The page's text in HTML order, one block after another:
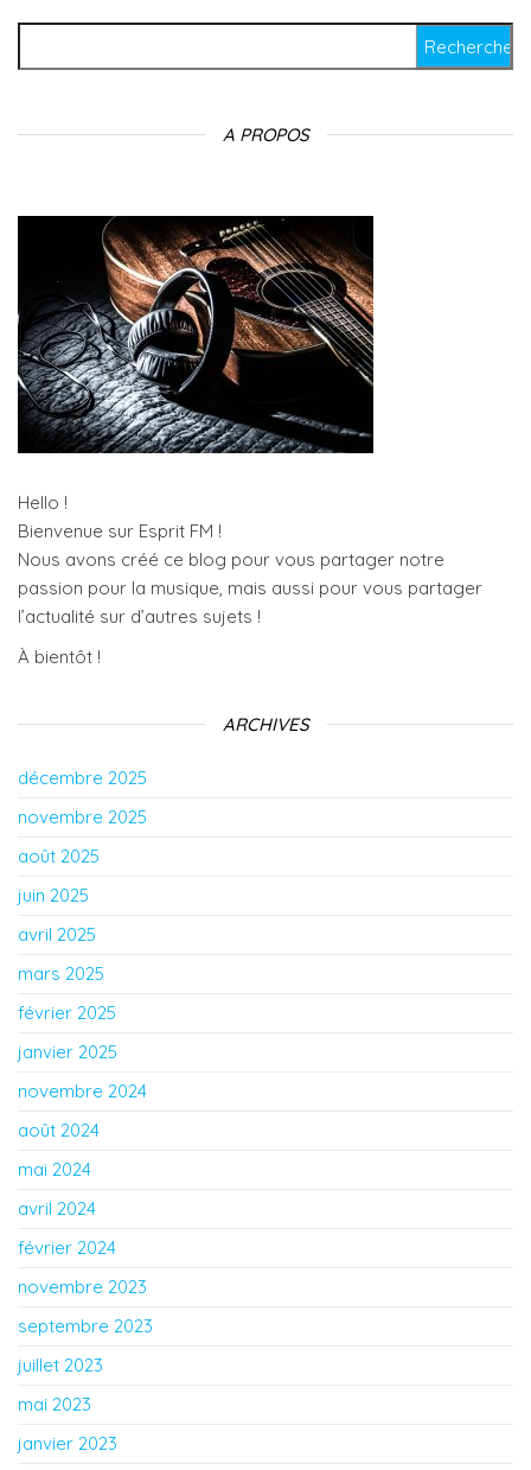
A PROPOS
Hello !
Bienvenue sur Esprit FM !
Nous avons créé ce blog pour vous partager notre
passion pour la musique, mais aussi pour vous partager
l’actualité sur d’autres sujets !
À bientôt !
ARCHIVES
décembre 2025
novembre 2025
août 2025
juin 2025
avril 2025
mars 2025
février 2025
janvier 2025
novembre 2024
août 2024
mai 2024
avril 2024
février 2024
novembre 2023
septembre 2023
juillet 2023
mai 2023
janvier 2023